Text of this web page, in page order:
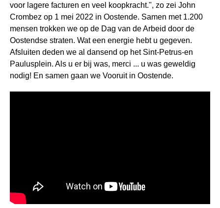
voor lagere facturen en veel koopkracht.", zo zei John
Crombez op 1 mei 2022 in Oostende. Samen met 1.200
mensen trokken we op de Dag van de Arbeid door de
Oostendse straten. Wat een energie hebt u gegeven.
Afsluiten deden we al dansend op het Sint-Petrus-en
Paulusplein. Als u er bij was, merci ... u was geweldig
nodig! En samen gaan we Vooruit in Oostende.